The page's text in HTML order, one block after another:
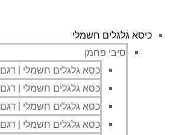
כיסא גלגלים חשמלי
סיבי פחמן
כסא גלגלים חשמלי | דגם DC01 | חברת JBH
כסא גלגלים חשמלי | דגם DC02 | חברת JBH
כסא גלגלים חשמלי | דגם DC03 | חברת JBH
כסא גלגלים חשמלי | דגם DC05 | חברת JBH